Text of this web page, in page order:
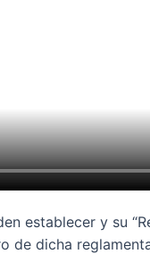
establecer y su
de dicha